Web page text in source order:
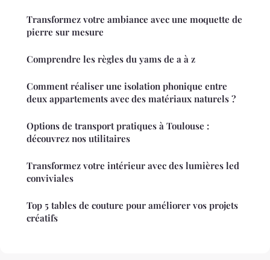
Transformez votre ambiance avec une moquette de
pierre sur mesure
Comprendre les règles du yams de a à z
Comment réaliser une isolation phonique entre
deux appartements avec des matériaux naturels ?
Options de transport pratiques à Toulouse :
découvrez nos utilitaires
Transformez votre intérieur avec des lumières led
conviviales
Top 5 tables de couture pour améliorer vos projets
créatifs